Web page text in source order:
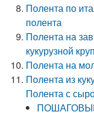
Полента по
полента
Полента на
кукурузной
Полента на
Полента из
Полента с